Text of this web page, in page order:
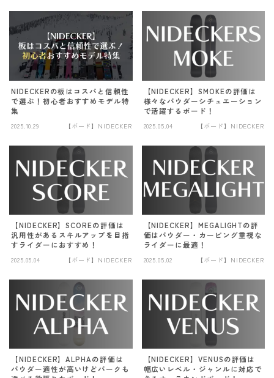
NIDECKERの板はコスパと信頼性
で選ぶ！初心者おすすめモデル特
集
2025.10.29 【ボード】NIDECKER
【NIDECKER】SMOKEの評価は
様々なパウダーシチュエーション
で活躍するボード！
2025.05.04 【ボード】NIDECKER
【NIDECKER】SCOREの評価は
汎用性があるスキルアップを目指
すライダーにおすすめ！
2025.05.04 【ボード】NIDECKER
【NIDECKER】MEGALIGHTの評
価はパウダー・カービング重視な
ライダーに最適！
2025.05.02 【ボード】NIDECKER
【NIDECKER】ALPHAの評価は
パウダー適性が高いけどパークも
【NIDECKER】VENUSの評価は
幅広いレベル・ジャンルに対応で